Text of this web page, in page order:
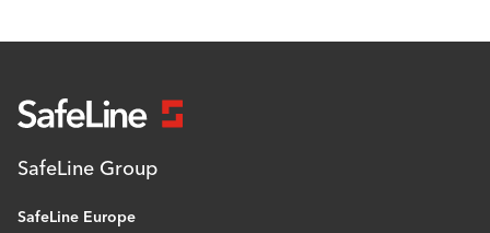
SafeLine Group
SafeLine Europe